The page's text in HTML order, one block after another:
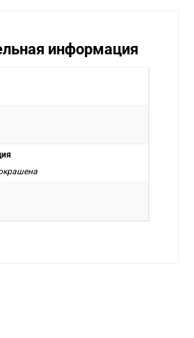
информация